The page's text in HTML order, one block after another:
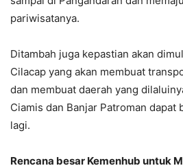
pariwisatanya.
Ditambah juga kepastian akan
Cilacap yang akan membuat
dan membuat daerah yang
Ciamis dan Banjar Patroman dapat
lagi.
Rencana besar Kemenhub untuk